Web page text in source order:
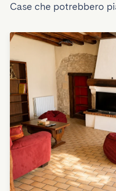
Case che potrebbero